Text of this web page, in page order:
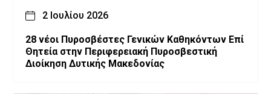
2 Ιουλίου 2026
28 νέοι Πυροσβέστες Γενικών Καθηκόντων Επί
Θητεία στην Περιφερειακή Πυροσβεστική
Διοίκηση Δυτικής Μακεδονίας